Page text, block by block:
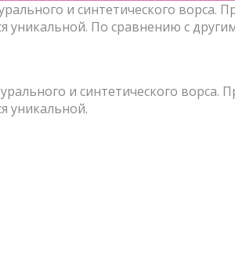
и синтетического ворса.
По сравнению с
и синтетического ворса.
уникальной.